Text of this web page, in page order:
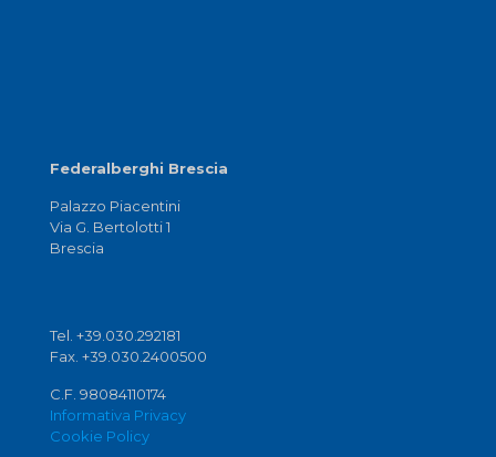
Federalberghi Brescia
Palazzo Piacentini
Via G. Bertolotti 1
Brescia
Tel. +39.030.292181
Fax. +39.030.2400500
C.F. 98084110174
Informativa Privacy
Cookie Policy